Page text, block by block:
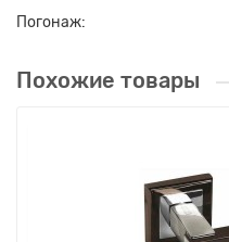
Погонаж:
Похожие товары